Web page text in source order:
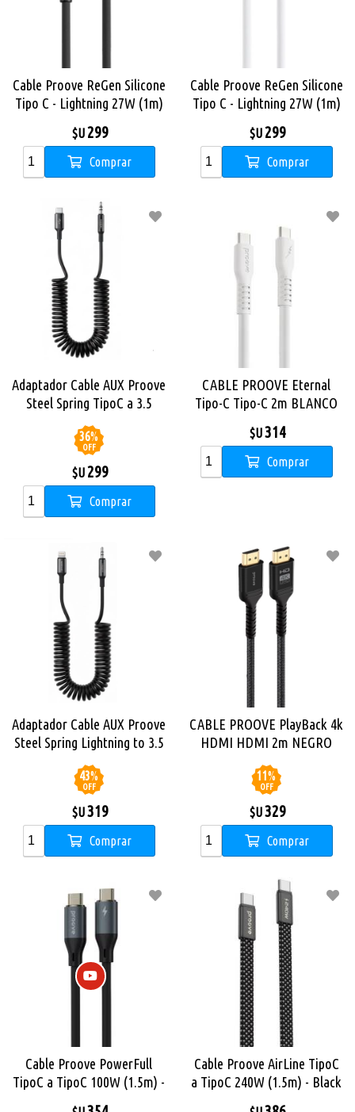
Cable Proove ReGen Silicone
Tipo C - Lightning 27W (1m)
$U299
Comprar
Cable Proove ReGen Silicone
Tipo C - Lightning 27W (1m)
$U299
Comprar
Adaptador Cable AUX Proove
Steel Spring TipoC a 3.5
36%
OFF
$U299
Comprar
CABLE PROOVE Eternal
Tipo-C Tipo-C 2m BLANCO
$U314
Comprar
Adaptador Cable AUX Proove
Steel Spring Lightning to 3.5
43%
OFF
$U319
Comprar
CABLE PROOVE PlayBack 4k
HDMI HDMI 2m NEGRO
11%
OFF
$U329
Comprar
Cable Proove PowerFull
TipoC a TipoC 100W (1.5m) -
Cable Proove AirLine TipoC
a TipoC 240W (1.5m) - Black